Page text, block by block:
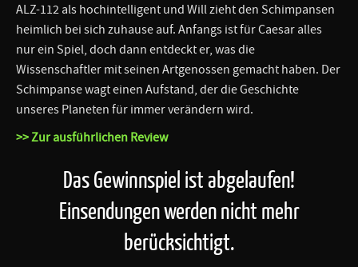
ALZ-112 als hochintelligent und Will zieht den Schimpansen
heimlich bei sich zuhause auf. Anfangs ist für Caesar alles
nur ein Spiel, doch dann entdeckt er, was die
Wissenschaftler mit seinen Artgenossen gemacht haben. Der
Schimpanse wagt einen Aufstand, der die Geschichte
unseres Planeten für immer verändern wird.
>> Zur ausführlichen Review
Das Gewinnspiel ist abgelaufen!
Einsendungen werden nicht mehr
berücksichtigt.